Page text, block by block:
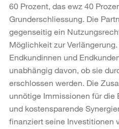
60 Prozent, das ewz 40
Grunderschliessung. Die
gegenseitig ein
Möglichkeit zur
Endkundinnen und
unabhängig davon, ob sie
erschlossen werden. Die
unnötige Immissionen für die
und kostensparende
finanziert seine Investitionen